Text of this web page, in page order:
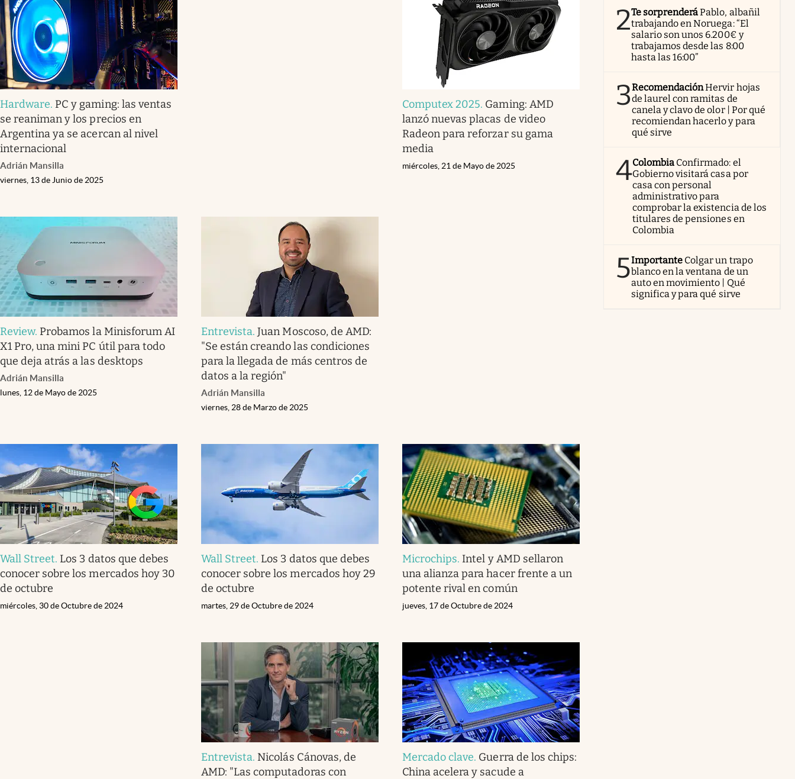
Hardware. PC y gaming: las ventas
se reaniman y los precios en
Argentina ya se acercan al nivel
internacional
Adrián Mansilla
viernes, 13 de Junio de 2025
Computex 2025. Gaming: AMD
lanzó nuevas placas de video
Radeon para reforzar su gama
media
miércoles, 21 de Mayo de 2025
Review. Probamos la Minisforum AI
X1 Pro, una mini PC útil para todo
que deja atrás a las desktops
Adrián Mansilla
lunes, 12 de Mayo de 2025
Entrevista.Juan Moscoso, de AMD:
"Se están creando las condiciones
para la llegada de más centros de
datos a la región"
Adrián Mansilla
viernes, 28 de Marzo de 2025
Wall Street. Los 3 datos que debes
conocer sobre los mercados hoy 30
de octubre
miércoles, 30 de Octubre de 2024
Wall Street. Los 3 datos que debes
conocer sobre los mercados hoy 29
de octubre
martes, 29 de Octubre de 2024
Microchips. Intel y AMD sellaron
una alianza para hacer frente a un
potente rival en común
jueves, 17 de Octubre de 2024
Entrevista. Nicolás Cánovas, de
AMD: "Las computadoras con
Mercado clave. Guerra de los chips:
China acelera y sacude a
2Te sorprenderáPablo, albañil
trabajando en Noruega: “El
salario son unos 6.200€ y
trabajamos desde las 8:00
hasta las 16:00”
3RecomendaciónHervir hojas
de laurel con ramitas de
canela y clavo de olor | Por qué
recomiendan hacerlo y para
qué sirve
4Colombia Confirmado: el
Gobierno visitará casa por
casa con personal
administrativo para
comprobar la existencia de los
titulares de pensiones en
Colombia
5Importante Colgar un trapo
blanco en la ventana de un
auto en movimiento | Qué
significa y para qué sirve